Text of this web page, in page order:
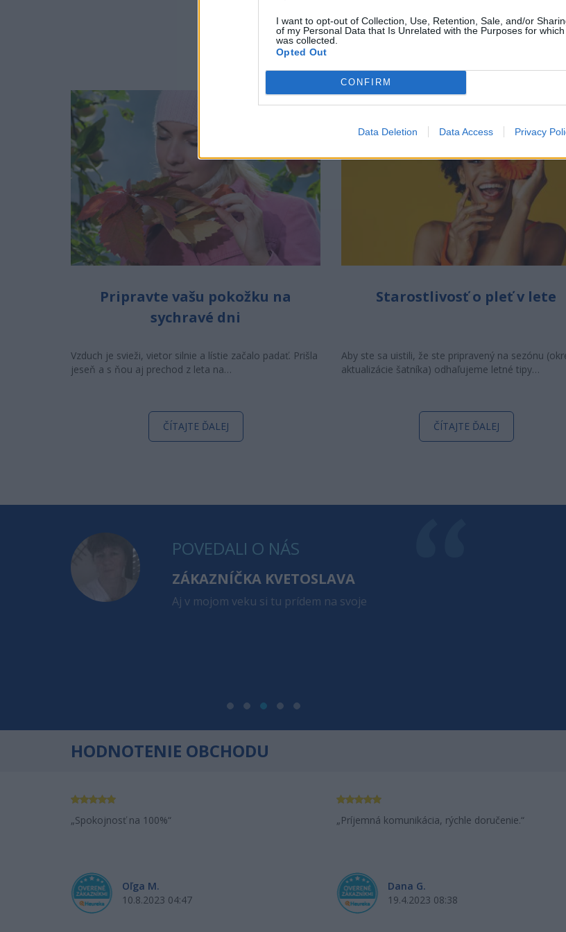
I want to opt-out of Collection, Use, Retention, Sale, and/or
of my Personal Data that Is Unrelated with the Purposes for
was collected.
Opted Out
CONFIRM
Data Deletion Data Access Privacy
NAJNOVŠIE ČLÁNKY V
Pripravte vašu pokožku na
sychravé dni
Vzduch je svieži, vietor silnie a lístie začalo padať. Prišla
jeseň a s ňou aj prechod z leta na…
ČÍTAJTE ĎALEJ
Starostlivosť o pleť v lete
Aby ste sa uistili, že ste pripravený na sezónu
aktualizácie šatníka) odhaľujeme letné tipy…
ČÍTAJTE ĎALEJ
POVEDALI O NÁS
ZÁKAZNÍČKA KVETOSLAVA
Aj v mojom veku si tu prídem na svoje
HODNOTENIE OBCHODU
Spokojnosť na 100%
Oľga M.
10.8.2023 04:47
Príjemná komunikácia, rýchle doručenie.
Dana G.
19.4.2023 08:38